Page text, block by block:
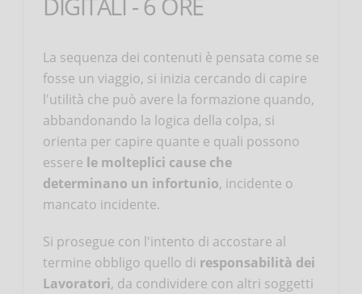
La sequenza dei contenuti è pensata come se
fosse un viaggio, si inizia cercando di capire
l'utilità che può avere la formazione quando,
abbandonando la logica della colpa, si
orienta per capire quante e quali possono
essere le molteplici cause che
determinano un infortunio, incidente o
mancato incidente.
Si prosegue con l'intento di accostare al
termine obbligo quello di responsabilità dei
Lavoratori, da condividere con altri soggetti